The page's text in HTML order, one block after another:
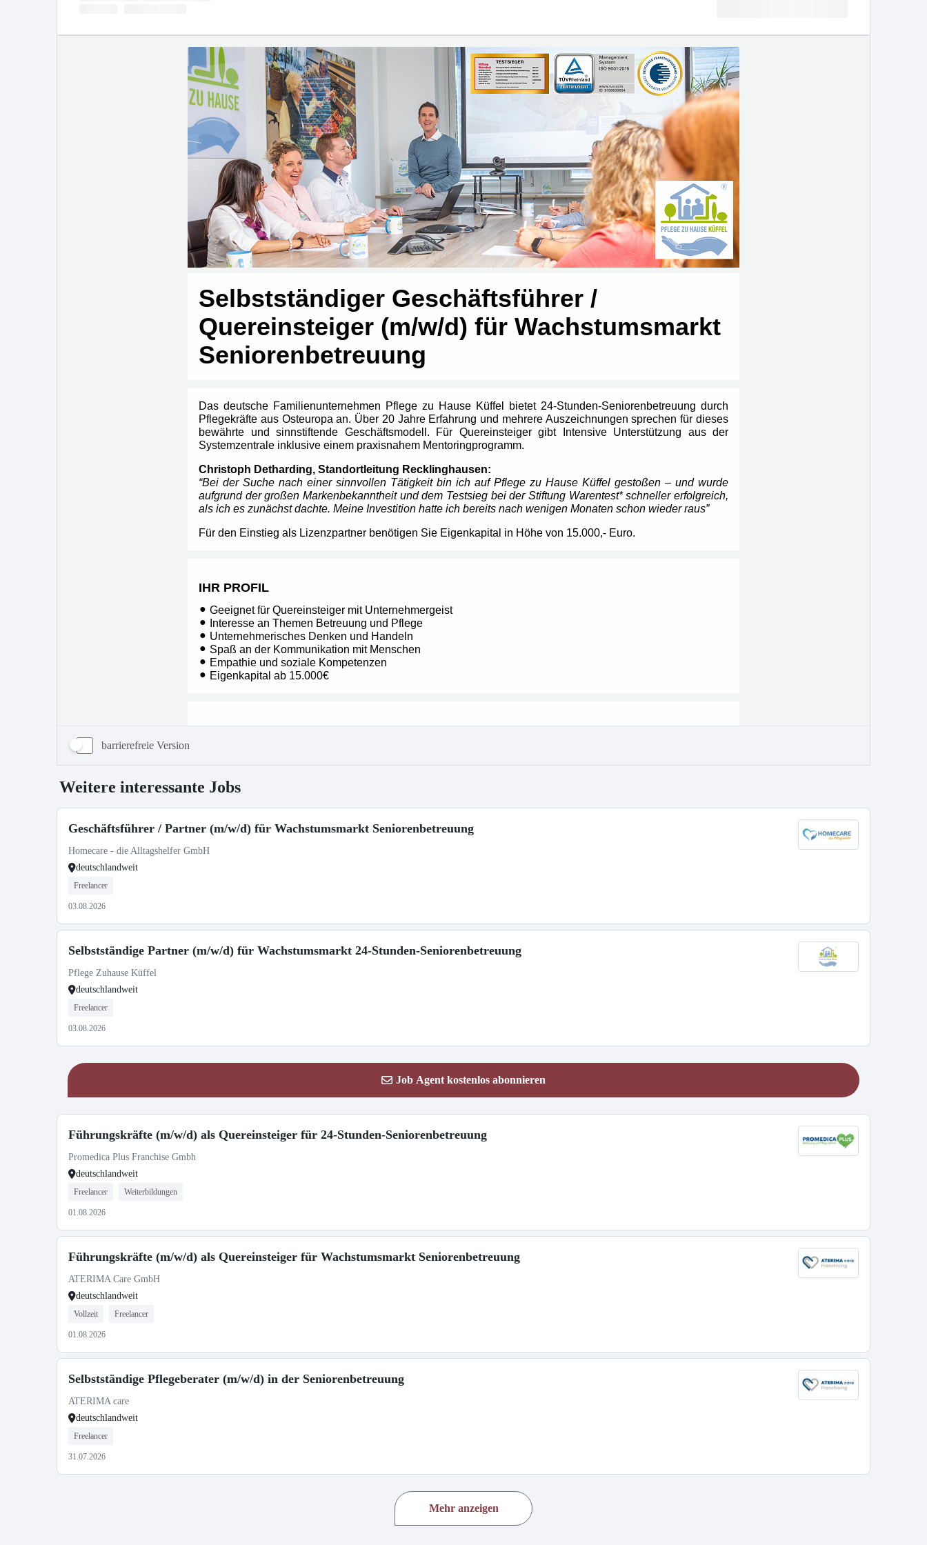
barrierefreie Version
Weitere interessante Jobs
Geschäftsführer / Partner (m/w/d) für Wachstumsmarkt Seniorenbetreuung
Homecare - die Alltagshelfer GmbH
deutschlandweit
Freelancer
03.08.2026
Selbstständige Partner (m/w/d) für Wachstumsmarkt 24-Stunden-Seniorenbetreuung
Pflege Zuhause Küffel
deutschlandweit
Freelancer
03.08.2026
Job Agent kostenlos abonnieren
Führungskräfte (m/w/d) als Quereinsteiger für 24-Stunden-Seniorenbetreuung
Promedica Plus Franchise Gmbh
deutschlandweit
Freelancer Weiterbildungen
01.08.2026
Führungskräfte (m/w/d) als Quereinsteiger für Wachstumsmarkt Seniorenbetreuung
ATERIMA Care GmbH
deutschlandweit
Vollzeit Freelancer
01.08.2026
Selbstständige Pflegeberater (m/w/d) in der Seniorenbetreuung
ATERIMA care
deutschlandweit
Freelancer
31.07.2026
Mehr anzeigen